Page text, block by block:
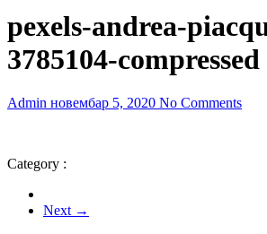
pexels-andrea-
3785104-compressed
Admin новембар 5, 2020 No Comments
Category :
Next →